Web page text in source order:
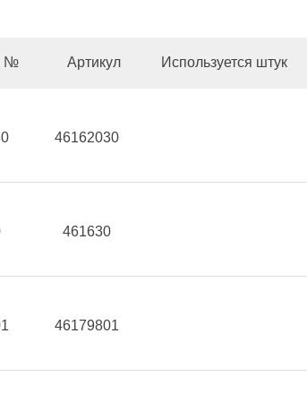
№ Артикул Используется штук
46162030
461630
46179801